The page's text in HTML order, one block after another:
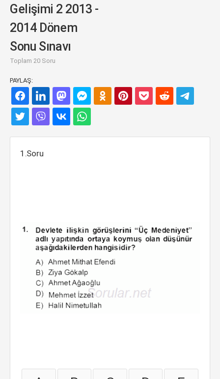
Gelişimi 2 2013 -
2014 Dönem
Sonu Sınavı
Toplam 20 Soru
PAYLAŞ:
1.Soru